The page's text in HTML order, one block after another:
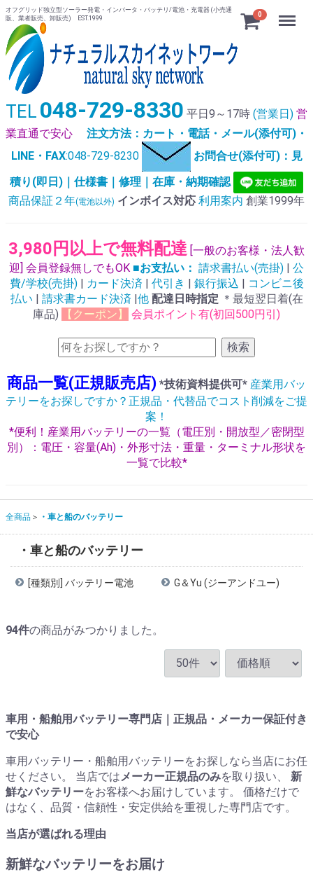
オフグリッド独立型ソーラー発電・インバータ・バッテリ/電池・充電器 (小売通
販、業者販売、卸販売) EST.1999
0 Menu
TEL 048-729-8330 平日9～17時 (営業日) 営
業直通で安心
注文方法：カート・電話・メール(添付可)・
LINE・FAX:048-729-8230
お問合せ(添付可)：見
積り(即日)｜仕様書｜修理｜在庫・納期確認
商品保証２年(電池以外) インボイス対応 利用案内 創業1999年
3,980円以上で無料配達 [一般のお客様・法人歓
迎] 会員登録無しでもOK ■お支払い： 請求書払い(売掛) | 公
費/学校(売掛) | カード決済 | 代引き | 銀行振込 | コンビニ後
払い | 請求書カード決済 |他 配達日時指定 ＊最短翌日着(在
庫品)
【クーポン】 会員ポイント有(初回500円引)
検索
商品一覧(正規販売店) *技術資料提供可* 産業用バッ
テリーをお探しですか？正規品・代替品でコスト削減をご提
案！
*便利！産業用バッテリーの一覧（電圧別・開放型／密閉型
別）：電圧・容量(Ah)・外形寸法・重量・ターミナル形状を
一覧で比較*
全商品 ・車と船のバッテリー
・車と船のバッテリー
[種類別] バッテリー電池 G＆Yu (ジーアンドユー)
94件の商品がみつかりました。
車用・船舶用バッテリー専門店｜正規品・メーカー保証付き
で安心
車用バッテリー・船舶用バッテリーをお探しなら当店にお任
せください。 当店ではメーカー正規品のみを取り扱い、 新
鮮なバッテリーをお客様へお届けしています。 価格だけで
はなく、品質・信頼性・安定供給を重視した専門店です。
当店が選ばれる理由
新鮮なバッテリーをお届け